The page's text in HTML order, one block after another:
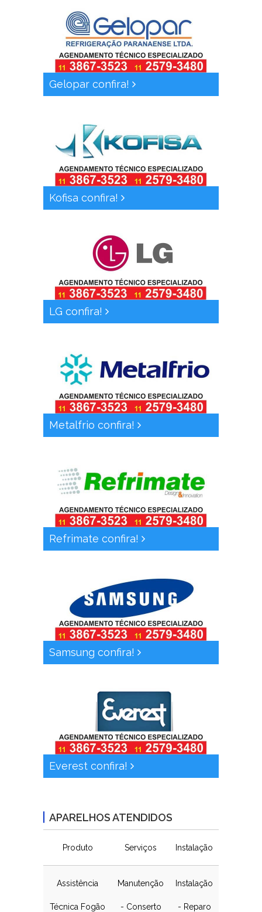
Gelopar confira!
Kofisa confira!
LG confira!
Metalfrio confira!
Refrimate confira!
Samsung confira!
Everest confira!
APARELHOS ATENDIDOS
Produto Serviços Instalação
Assistência
Técnica Fogão
Manutenção
- Conserto
Instalação
- Reparo